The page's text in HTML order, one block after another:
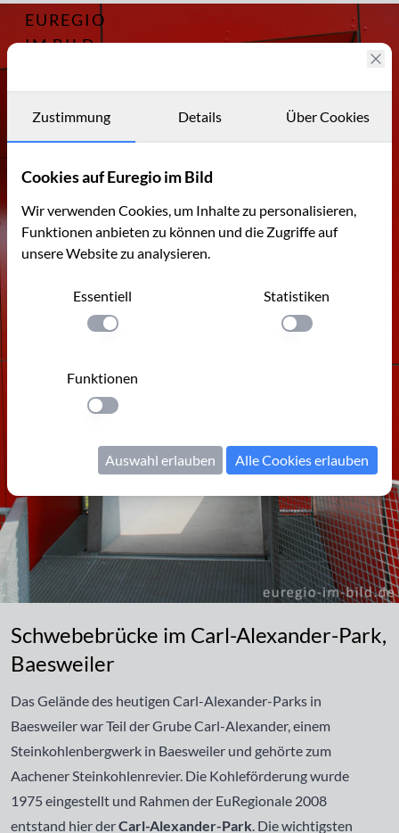
EUREGIO
IM BILD
Archiv
Kontakt
Archiv
Alexander-
Baesweiler
Schwebebrücke im Carl-Alexander-Park,
Baesweiler
Das Gelände des heutigen Carl-Alexander-Parks in
Baesweiler war Teil der Grube Carl-Alexander, einem
Steinkohlenbergwerk in Baesweiler und gehörte zum
Aachener Steinkohlenrevier. Die Kohleförderung wurde
1975 eingestellt und Rahmen der EuRegionale 2008
entstand hier derCarl-Alexander-Park. Die wichtigsten
Zustimmung Details Über Cookies
Cookies auf Euregio im Bild
Wir verwenden Cookies, um Inhalte zu personalisieren,
Funktionen anbieten zu können und die Zugriffe auf
unsere Website zu analysieren.
Essentiell
Einstellung anwenden
Statistiken
Einstellung
Funktionen
Einstellung anwenden
Auswahl erlauben Alle Cookies erlauben